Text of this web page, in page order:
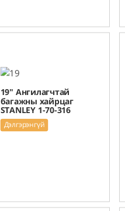
19" Ангилагчтай
багажны хайрцаг
STANLEY 1-70-316
Дэлгэрэнгүй